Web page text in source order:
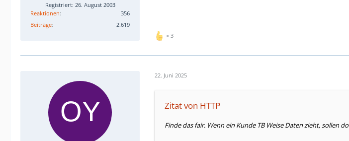
Registriert: 26. August 2003
Reaktionen
356
Beiträge
2.619
3
22. Juni 2025
Zitat von HTTP
Finde das fair. Wenn ein Kunde TB Weise Daten zieht, sollen